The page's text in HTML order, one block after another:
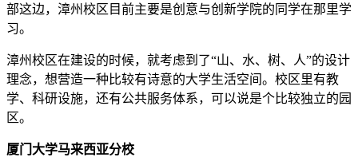
部这边，漳州校区目前主要是创意与创新学院的同学在那里学
习。
漳州校区在建设的时候，就考虑到了“山、水、树、人”的设计
理念，想营造一种比较有诗意的大学生活空间。校区里有教
学、科研设施，还有公共服务体系，可以说是个比较独立的园
区。
厦门大学马来西亚分校